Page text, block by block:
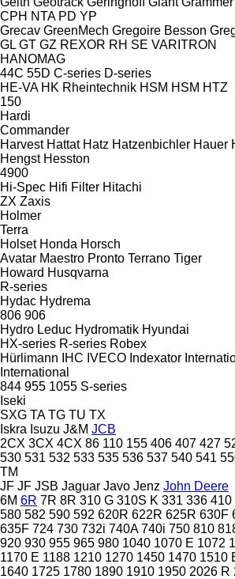
CPH NTA PD YP
Grecav GreenMech Gregoire Besson
GL GT GZ REXOR RH SE VARITRON
HANOMAG
44C 55D C-series D-series
HE-VA HK Rheintechnik HSM HSM HTZ
150
Hardi
Commander
Harvest Hattat Hatz Hatzenbichler Hauer
Hengst Hesston
4900
Hi-Spec Hifi Filter Hitachi
ZX Zaxis
Holmer
Terra
Holset Honda Horsch
Avatar Maestro Pronto Terrano Tiger
Howard Husqvarna
R-series
Hydac Hydrema
806 906
Hydro Leduc Hydromatik Hyundai
HX-series R-series Robex
Hürlimann
IHC IVECO Indexator
International
844 955 1055 S-series
Iseki
SXG TA TG TU TX
Iskra Isuzu J&M JCB
2CX 3CX 4CX 86 110 155 406 407 427
530 531 532 533 535 536 537 540 541
TM
JF JF JSB Jaguar Javo Jenz John Deere
6M 6R 7R 8R 310 G 310S K 331 336 410
580 582 590 592 620R 622R 625R 630F
635F 724 730 732i 740A 740i 750 810
920 930 955 965 980 1040 1070 E 1072
1170 E 1188 1210 1270 1450 1470 1510
1640 1725 1780 1890 1910 1950 2026 R